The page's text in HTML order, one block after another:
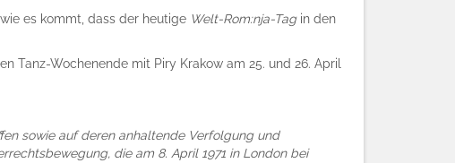
es kommt, dass der heutige Welt-Rom:nja-Tag in den
Tanz-Wochenende mit Piry Krakow am 25. und 26. April
sowie auf deren anhaltende Verfolgung und
die am 8. April 1971 in London bei